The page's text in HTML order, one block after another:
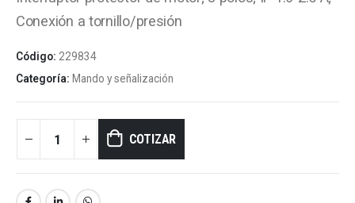
Conexión a tornillo/presión
Código: 229834
Categoría: Mando y señalización
COTIZAR